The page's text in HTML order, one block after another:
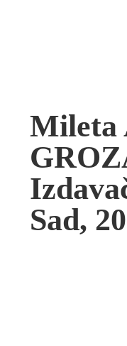
Mileta
Sad,